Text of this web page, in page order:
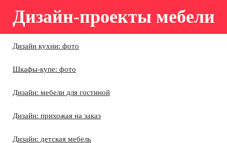
Дизайн-проекты мебели
Дизайн кухни: фото
Шкафы-купе: фото
Дизайн: мебели для гостиной
Дизайн: прихожая на заказ
Дизайн: детская мебель